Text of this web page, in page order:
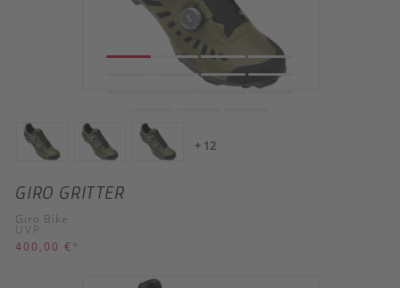
+ 12
GIRO GRITTER
Giro Bike
UVP
400,00 € *